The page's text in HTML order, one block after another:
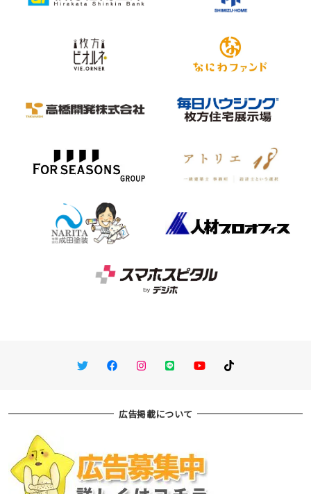
TwitterFacebookInstagram
LINE You TubeTikTok
広告掲載について